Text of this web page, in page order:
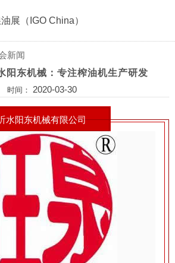
展（IGO China）
新闻
阳东机械：专注榨油机生产研发
时间： 2020-03-30
水阳东机械有限公司